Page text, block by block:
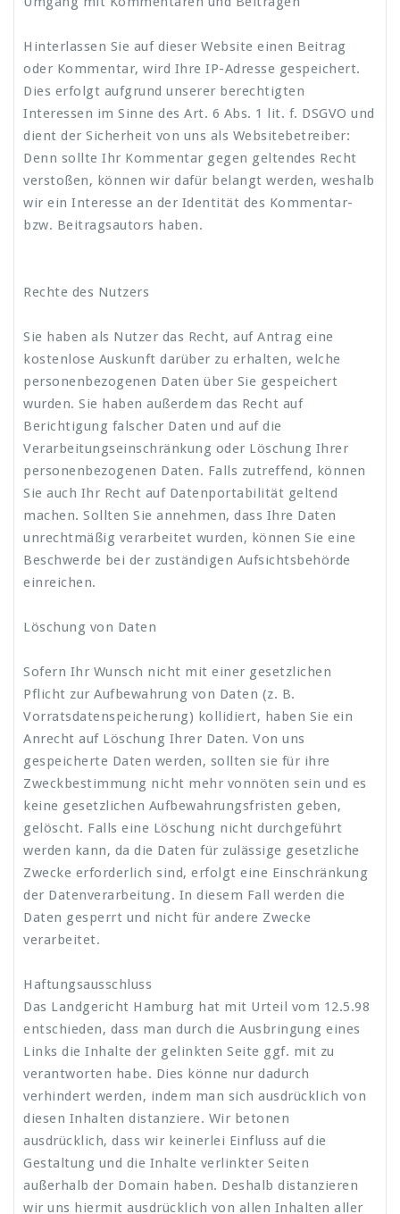
Hinterlassen Sie auf dieser Website einen Beitrag
oder Kommentar, wird Ihre IP-Adresse gespeichert.
Dies erfolgt aufgrund unserer berechtigten
Interessen im Sinne des Art. 6 Abs. 1 lit. f. DSGVO und
dient der Sicherheit von uns als Websitebetreiber:
Denn sollte Ihr Kommentar gegen geltendes Recht
verstoßen, können wir dafür belangt werden, weshalb
wir ein Interesse an der Identität des Kommentar-
bzw. Beitragsautors haben.
Rechte des Nutzers
Sie haben als Nutzer das Recht, auf Antrag eine
kostenlose Auskunft darüber zu erhalten, welche
personenbezogenen Daten über Sie gespeichert
wurden. Sie haben außerdem das Recht auf
Berichtigung falscher Daten und auf die
Verarbeitungseinschränkung oder Löschung Ihrer
personenbezogenen Daten. Falls zutreffend, können
Sie auch Ihr Recht auf Datenportabilität geltend
machen. Sollten Sie annehmen, dass Ihre Daten
unrechtmäßig verarbeitet wurden, können Sie eine
Beschwerde bei der zuständigen Aufsichtsbehörde
einreichen.
Löschung von Daten
Sofern Ihr Wunsch nicht mit einer gesetzlichen
Pflicht zur Aufbewahrung von Daten (z. B.
Vorratsdatenspeicherung) kollidiert, haben Sie ein
Anrecht auf Löschung Ihrer Daten. Von uns
gespeicherte Daten werden, sollten sie für ihre
Zweckbestimmung nicht mehr vonnöten sein und es
keine gesetzlichen Aufbewahrungsfristen geben,
gelöscht. Falls eine Löschung nicht durchgeführt
werden kann, da die Daten für zulässige gesetzliche
Zwecke erforderlich sind, erfolgt eine Einschränkung
der Datenverarbeitung. In diesem Fall werden die
Daten gesperrt und nicht für andere Zwecke
verarbeitet.
Haftungsausschluss
Das Landgericht Hamburg hat mit Urteil vom 12.5.98
entschieden, dass man durch die Ausbringung eines
Links die Inhalte der gelinkten Seite ggf. mit zu
verantworten habe. Dies könne nur dadurch
verhindert werden, indem man sich ausdrücklich von
diesen Inhalten distanziere. Wir betonen
ausdrücklich, dass wir keinerlei Einfluss auf die
Gestaltung und die Inhalte verlinkter Seiten
außerhalb der Domain haben. Deshalb distanzieren
wir uns hiermit ausdrücklich von allen Inhalten aller